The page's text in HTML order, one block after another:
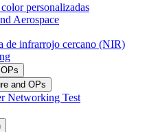
personalizadas
Aerospace
de infrarrojo cercano (NIR)
and OPs
Networking Test